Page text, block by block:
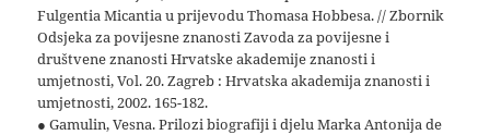
Fulgentia Micantia u prijevodu Thomasa Hobbesa. // Zbornik
Odsjeka za povijesne znanosti Zavoda za povijesne i
društvene znanosti Hrvatske akademije znanosti i
umjetnosti, Vol. 20. Zagreb : Hrvatska akademija znanosti i
umjetnosti, 2002. 165-182.
● Gamulin, Vesna. Prilozi biografiji i djelu Marka Antonija de